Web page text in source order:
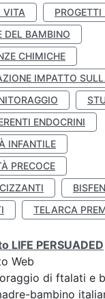
VITA
PROGETTI
DEL BAMBINO
CHIMICHE
IMPATTO
ENDOCRINI
INFANTILE
PRECOCE
TELARCA
LIFE PERSUADED
Web
di ftalati e
bambino